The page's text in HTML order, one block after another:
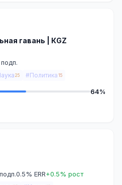
гавань | КGZ
25 #Политика 15
64%
0.5% ERR+0.5% рост